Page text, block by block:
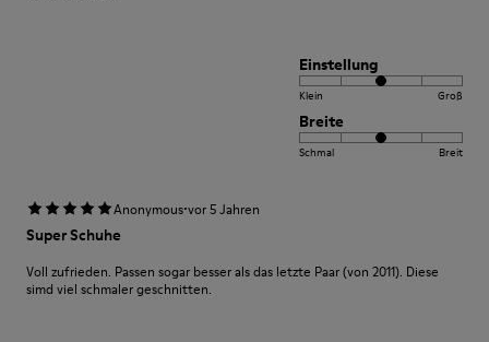
Einstellung
Klein Groß
Breite
Schmal Breit
Anonymous·vor 5 Jahren
Super Schuhe
Voll zufrieden. Passen sogar besser als das letzte Paar (von 2011). Diese
simd viel schmaler geschnitten.